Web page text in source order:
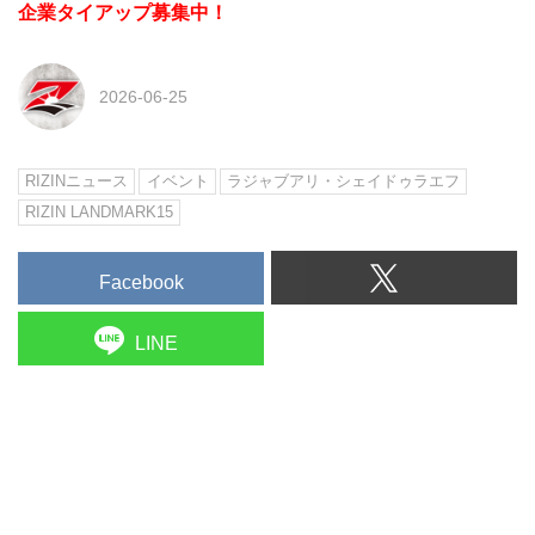
企業タイアップ募集中！
2026-06-25
RIZINニュース イベント
ラジャブアリ・シェイドゥラエフ
RIZIN LANDMARK15
Facebook
LINE